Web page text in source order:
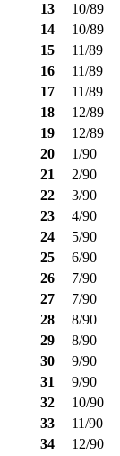
13
10/89
14
10/89
15
11/89
16
11/89
17
11/89
18
12/89
19
12/89
20
1/90
21
2/90
22
3/90
23
4/90
24
5/90
25
6/90
26
7/90
27
7/90
28
8/90
29
8/90
30
9/90
31
9/90
32
10/90
33
11/90
34
12/90